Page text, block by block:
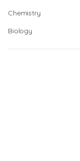
Chemistry
Biology